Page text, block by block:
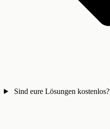
Sind eure Lösungen kostenlos?